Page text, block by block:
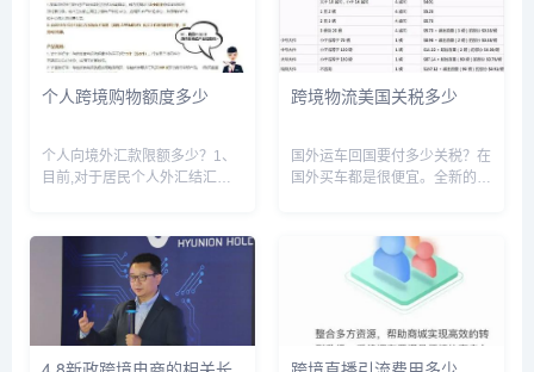
斤之内15元左右，每超出一公...
围已经覆盖很多国家和地区。而
且境...
个人跨境购物额度多少
个人向境外汇款限额多少？1、
目前,对于居民个人外汇结汇、
话，可凭个人有效身份证件一次
性汇出五万美元，超过五万美元
的话，则需提供用途证明，如入
学通知...
跨境物流美国关税多少
国外运车回国要付多少关税？在
国外买车都是很便宜。全新的车
买到车以后在加上关税就车国内
的差不多了。还不没有包括运费
啊，其他税啊，和手续费等等...